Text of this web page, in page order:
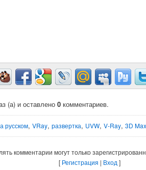
(а) и оставлено 0 комментариев.
русском, VRay, развертка, UVW, V-Ray, 3D Max
комментарии могут только
[ Регистрация | Вход ]